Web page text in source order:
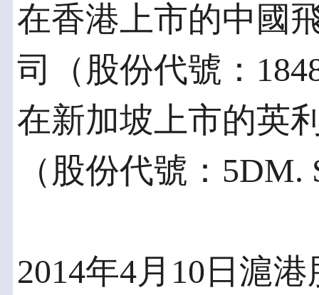
在香港上市的中國
司（股份代號：
在新加坡上市的英
（股份代號：
2014年4月10日滬